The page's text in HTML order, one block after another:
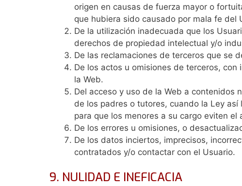
origen en causas de fuerza mayor o
que hubiera sido causado por mala fe del
De la utilización inadecuada que los
derechos de propiedad intelectual y/o
De las reclamaciones de terceros que se
De los actos u omisiones de terceros,
la Web.
Del acceso y uso de la Web a
de los padres o tutores, cuando la Ley
para que los menores a su cargo eviten
De los errores u omisiones, o
De los datos inciertos, imprecisos,
contratados y/o contactar con el Usuario.
9. NULIDAD E INEFICACIA